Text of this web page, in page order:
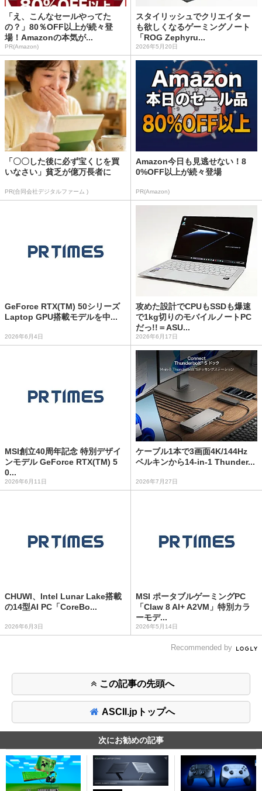
「え、こんなセールやってた
の？」80％OFF以上が続々登
場！Amazonの本気が...
PR(Amazon)
スタイリッシュでクリエイター
も欲しくなるゲーミングノート
「ROG Zephyru...
2026年5月20日
「〇〇した後に必ず宝くじを買
いなさい」貧乏が億万長者に
PR(合同会社デジタルファーム )
Amazon今日も見逃せない！8
0%OFF以上が続々登場
PR(Amazon)
GeForce RTX(TM) 50シリーズ
Laptop GPU搭載モデルを中...
2026年6月4日
攻めた設計でCPUもSSDも爆速
で1kg切りのモバイルノートPC
だっ!!＝ASU...
2026年6月17日
MSI創立40周年記念 特別デザイ
ンモデル GeForce RTX(TM) 5
0...
2026年6月11日
ケーブル1本で3画面4K/144Hz
ベルキンから14-in-1 Thunder...
2026年7月27日
CHUWI、Intel Lunar Lake搭載
の14型AI PC「CoreBo...
2026年6月3日
MSI ポータブルゲーミングPC
「Claw 8 AI+ A2VM」特別カラ
ーモデ...
2026年5月14日
Recommended by
この記事の先頭へ
ASCII.jpトップへ
次にお勧めの記事